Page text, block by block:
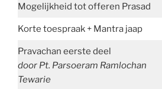
Mogelijkheid tot offeren Prasad
Korte toespraak + Mantra jaap
Pravachan eerste deel
door Pt. Parsoeram Ramlochan
Tewarie